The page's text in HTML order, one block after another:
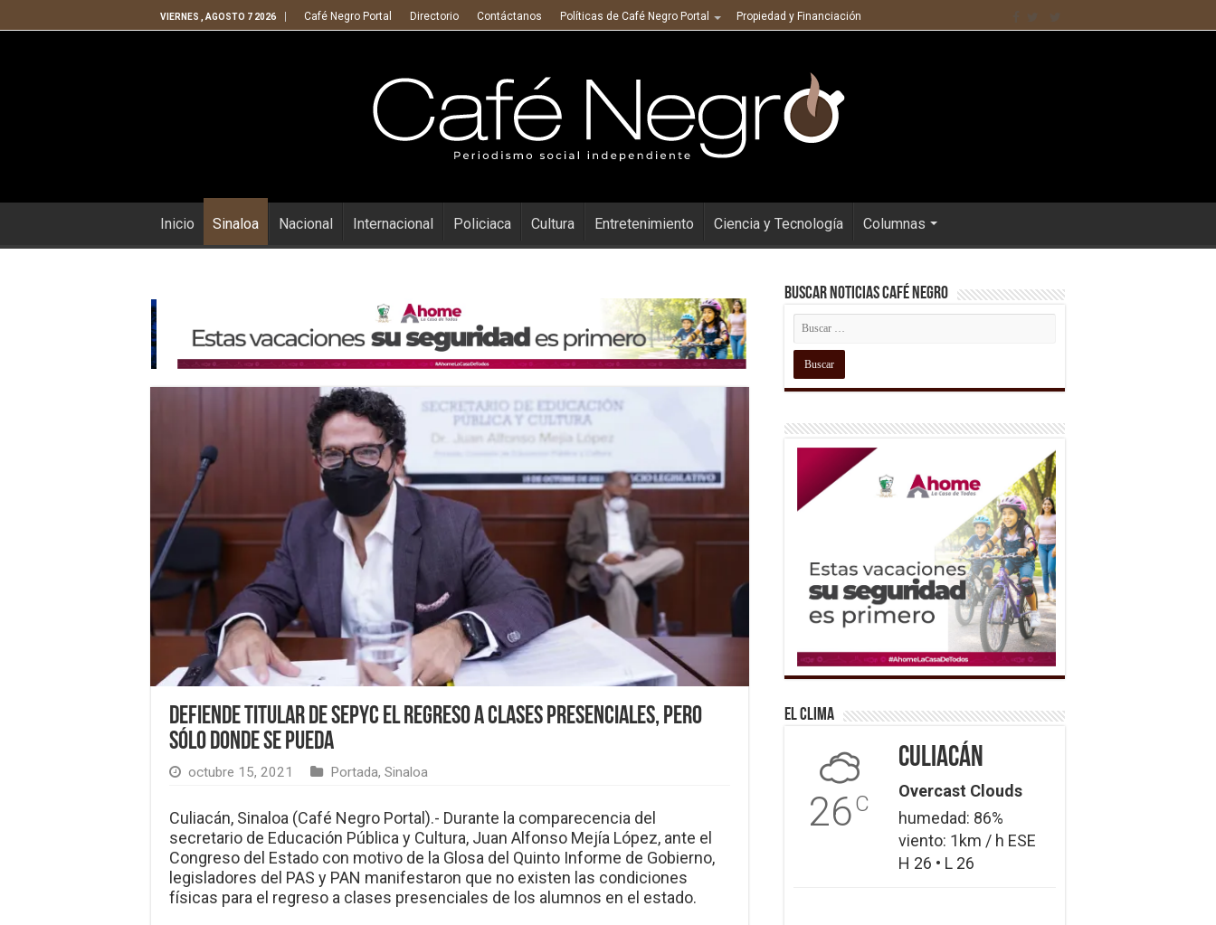
VIERNES , AGOSTO 7 2026 Café Negro Portal Directorio Contáctanos Políticas de Café Negro Portal Propiedad y Financiación
Inicio Sinaloa Nacional Internacional Policiaca Cultura Entretenimiento Ciencia y Tecnología Columnas
Defiende titular de Sepyc el regreso a clases presenciales, pero
sólo donde se pueda
octubre 15, 2021 Portada, Sinaloa
Culiacán, Sinaloa (Café Negro Portal).- Durante la comparecencia del
secretario de Educación Pública y Cultura, Juan Alfonso Mejía López, ante el
Congreso del Estado con motivo de la Glosa del Quinto Informe de Gobierno,
legisladores del PAS y PAN manifestaron que no existen las condiciones
físicas para el regreso a clases presenciales de los alumnos en el estado.
Buscar Noticias Café Negro
El Clima
26C
Culiacán
Overcast Clouds
humedad: 86%
viento: 1km / h ESE
H 26 • L 26